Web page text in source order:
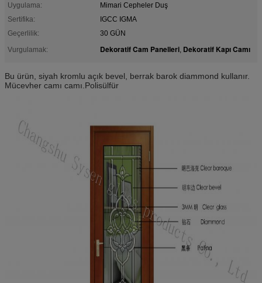
Uygulama:
Mimari Cepheler Duş
Sertifika:
IGCC IGMA
Geçerlilik:
30 GÜN
Vurgulamak:
Dekoratif Cam Panelleri, Dekoratif Kapı Camı
Bu ürün, siyah kromlu açık bevel, berrak barok diammond kullanır.
Mücevher camı camı.Polisülfür